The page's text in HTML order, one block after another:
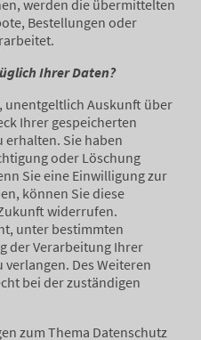
werden die übermittelten
Bestellungen oder
Ihrer Daten?
unentgeltlich Auskunft über
Ihrer gespeicherten
erhalten. Sie haben
oder Löschung
Sie eine Einwilligung zur
können Sie diese
widerrufen.
unter bestimmten
der Verarbeitung Ihrer
Des Weiteren
bei der zuständigen
zum Thema Datenschutz